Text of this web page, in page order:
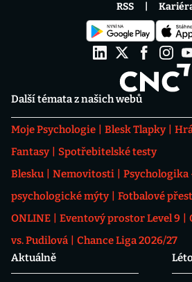
Další témata z našich webů
Moje Psychologie Blesk Tlapky
Fantasy
Spotřebitelské testy
Blesku
Nemovitosti
psychologické mýty
Fotbalové
ONLINE
Eventový prostor Level 9
vs. Pudilová
Chance Liga 2026/27
Aktuálně
RSS